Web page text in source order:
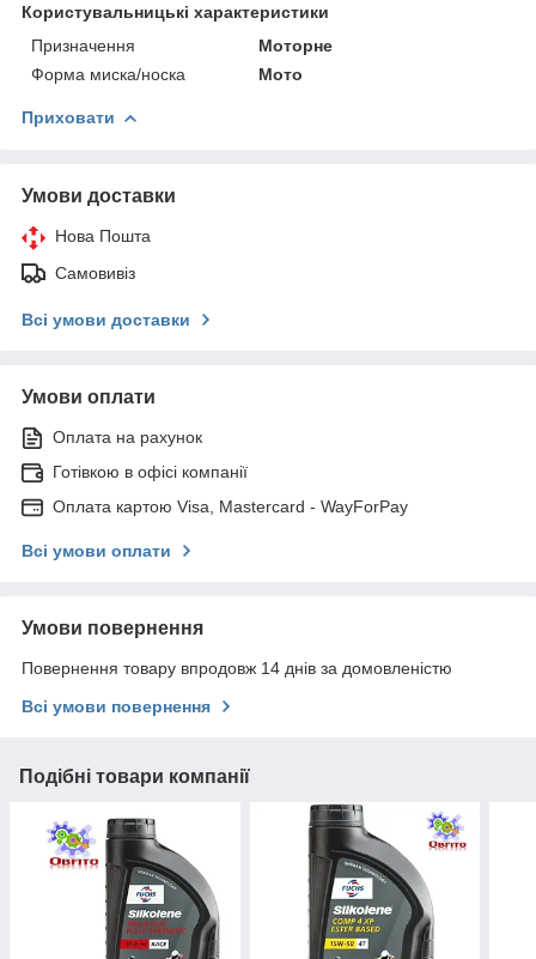
Користувальницькі характеристики
Призначення
Моторне
Форма миска/носка
Мото
Приховати
Умови доставки
Нова Пошта
Самовивіз
Всі умови доставки
Умови оплати
Оплата на рахунок
Готівкою в офісі компанії
Оплата картою Visa, Mastercard - WayForPay
Всі умови оплати
Умови повернення
Повернення товару впродовж 14 днів за домовленістю
Всі умови повернення
Подібні товари компанії